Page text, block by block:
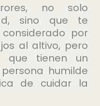
no solo
sino que te
por
al altivo, pero
tienen un
humilde
de cuidar la